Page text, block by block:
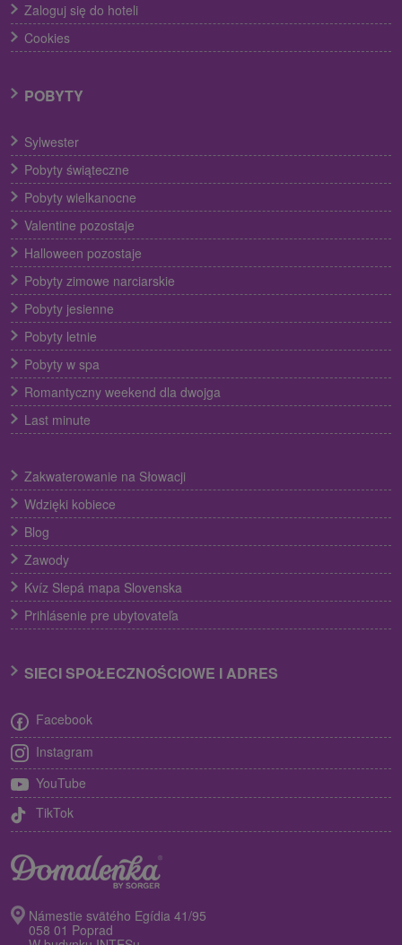
Zaloguj się do hoteli
Cookies
POBYTY
Sylwester
Pobyty świąteczne
Pobyty wielkanocne
Valentine pozostaje
Halloween pozostaje
Pobyty zimowe narciarskie
Pobyty jesienne
Pobyty letnie
Pobyty w spa
Romantyczny weekend dla dwojga
Last minute
Zakwaterowanie na Słowacji
Wdzięki kobiece
Blog
Zawody
Kvíz Slepá mapa Slovenska
Prihlásenie pre ubytovateľa
SIECI SPOŁECZNOŚCIOWE I ADRES
Facebook
Instagram
YouTube
TikTok
Námestie svätého Egídia 41/95
058 01 Poprad